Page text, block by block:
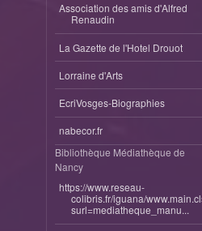
Association des amis d'Alfred
Renaudin
La Gazette de l'Hotel Drouot
Lorraine d'Arts
EcriVosges-Biographies
nabecor.fr
Bibliothèque Médiathèque de
Nancy
https://www.reseau-
colibris.fr/iguana/
surl=mediatheque_manu...